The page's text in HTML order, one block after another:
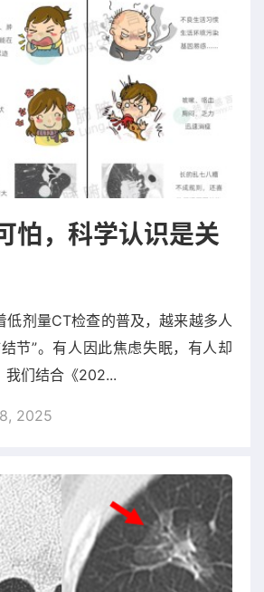
怕，科学认识是关
低剂量CT检查的普及，越来越多人
节”。有人因此焦虑失眠，有人却
我们结合《202...
2025